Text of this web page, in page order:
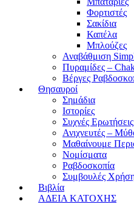
Φορτιστές
Σακίδια
Καπέλα
Μπλούζες
Αναβάθμιση
Πυραμίδες –
Βέργες
Θησαυροί
Σημάδια
Ιστορίες
Συχνές Ερωτήσεις
Ανιχνευτές –
Μαθαίνουμε
Νομίσματα
Ραβδοσκοπία
Συμβουλές
Βιβλία
ΑΔΕΙΑ ΚΑΤΟΧΗΣ